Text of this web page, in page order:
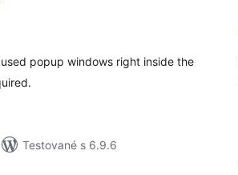
popup windows right inside the
Testované s 6.9.6